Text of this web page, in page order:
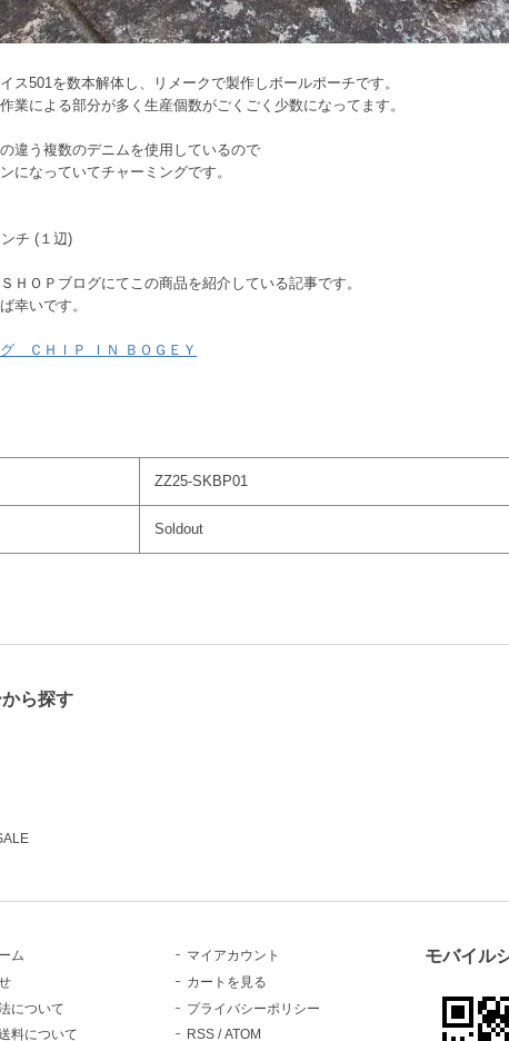
ス501を数本解体し、リメークで製作しボールポーチです。
業による部分が多く生産個数がごくごく少数になってます。
違う複数のデニムを使用しているので
になっていてチャーミングです。
チ (１辺)
ＨＯＰブログにてこの商品を紹介している記事です。
幸いです。
ＣＨＩＰ ＩＮ ＢＯＧＥＹ
ZZ25-SKBP01
Soldout
ら探す
ム
について
料について
マイアカウント
カートを見る
プライバシーポリシー
RSS /ATOM
モバイル